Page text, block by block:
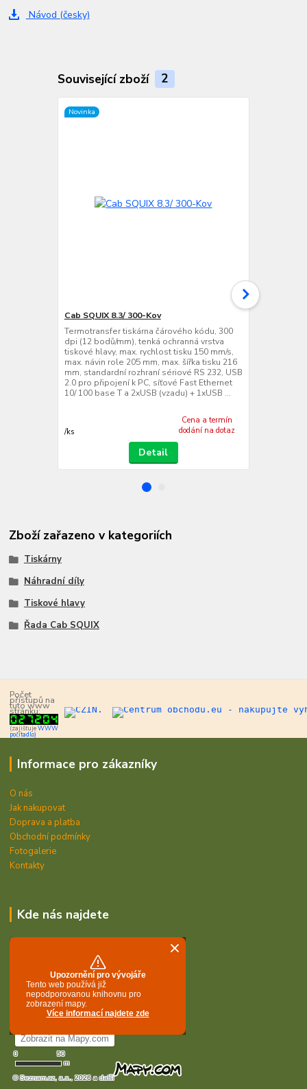
Návod (česky)
Související zboží 2
Novinka
Cab SQUIX 8.3/ 300-Kov
Termotransfer tiskárna čárového kódu, 300
dpi (12 bodů/mm), tenká ochranná vrstva
tiskové hlavy, max. rychlost tisku 150 mm/s,
max. návin role 205 mm, max. šířka tisku 216
mm, standardní rozhraní sériové RS 232, USB
2.0 pro připojení k PC, síťové Fast Ethernet
10/ 100 base T a 2xUSB (vzadu) + 1xUSB ...
/ks
Cena a termín
dodání na dotaz
Detail
Zboží zařazeno v kategoriích
Tiskárny
Náhradní díly
Tiskové hlavy
Řada Cab SQUIX
Počet
přístupů na
tuto www
stránku:
(zajišťujeWWW
počítadlo)
Informace pro zákazníky
O nás
Jak nakupovat
Doprava a platba
Obchodní podmínky
Fotogalerie
Kontakty
Kde nás najdete